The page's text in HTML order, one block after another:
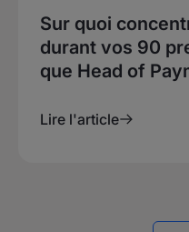
Sur quoi
durant vos 90
que Head of
Lire l'article